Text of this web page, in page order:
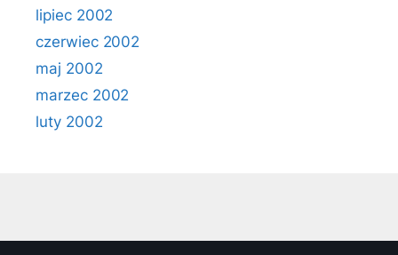
lipiec 2002
czerwiec 2002
maj 2002
marzec 2002
luty 2002